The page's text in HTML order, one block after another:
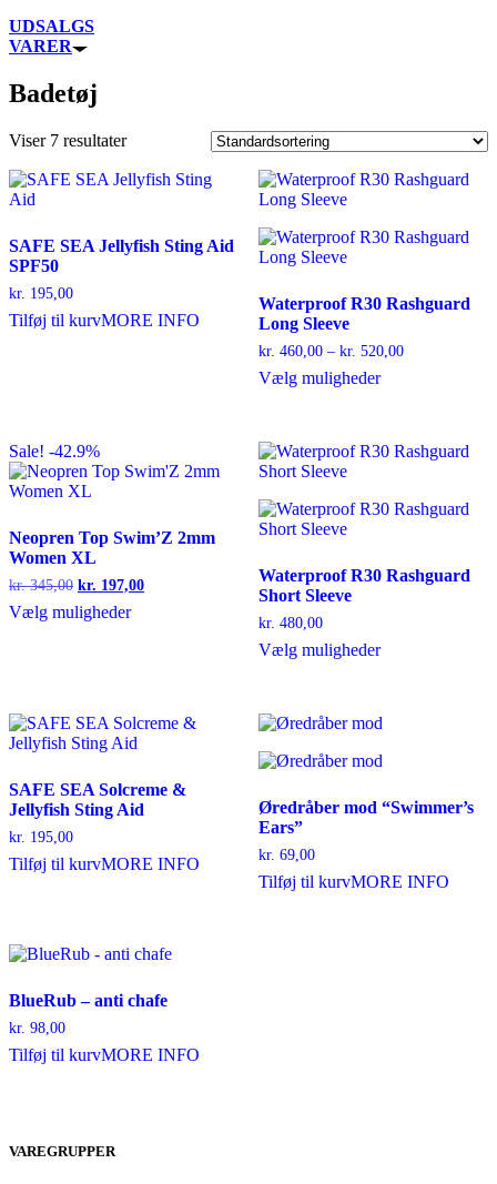
UDSALGS
VARER
Badetøj
Viser 7 resultater
SAFE SEA Jellyfish Sting Aid
SPF50
kr. 195,00
Tilføj til kurvMORE INFO
Waterproof R30 Rashguard
Long Sleeve
kr. 460,00 – kr. 520,00Prisinterval:
Vælg mulighederDette
varianter.
vælges
Sale! -42.9%
Neopren Top Swim’Z 2mm
Women XL
kr.345,00 Den
pris
kr. 197,00Den
Vælg mulighederDette
kan
vælges
varesiden
Waterproof R30 Rashguard
Short Sleeve
kr. 480,00
Vælg mulighederDette
varianter.
kan
på
SAFE SEA Solcreme &
Jellyfish Sting Aid
kr. 195,00
Tilføj til kurvMORE INFO
Øredråber mod “Swimmer’s
Ears”
kr. 69,00
Tilføj til kurvMORE INFO
BlueRub – anti chafe
kr. 98,00
Tilføj til kurvMORE INFO
VAREGRUPPER